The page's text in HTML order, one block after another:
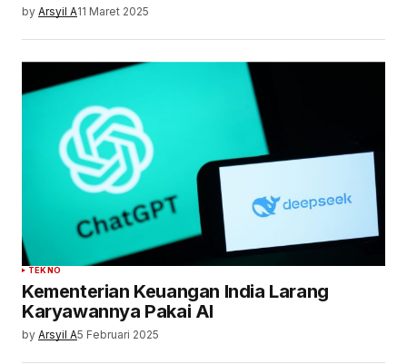
by Arsyil A11 Maret 2025
TEKNO
Kementerian Keuangan India Larang
Karyawannya Pakai AI
by Arsyil A5 Februari 2025